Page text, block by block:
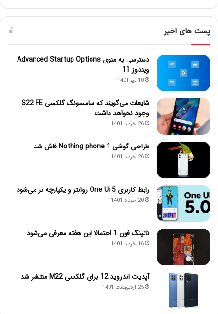
پست های اخیر
دسترسی به منوی Advanced Startup Options
ویندوز 11
10 تیر 1401
شایعات می‌گویند که سامسونگ گلکسی S22 FE
وجود نخواهد داشت
26 خرداد 1401
طراحی گوشی Nothing phone 1 فاش شد
26 خرداد 1401
رابط کاربری One Ui 5 روانتر و یکپارچه تر می‌شود
20 خرداد 1401
ناتینگ فون 1 احتمالا این هفته معرفی می‌شود
16 خرداد 1401
آپدیت اندروید 12 برای گلکسی M22 منتشر شد
25 اردیبهشت 1401